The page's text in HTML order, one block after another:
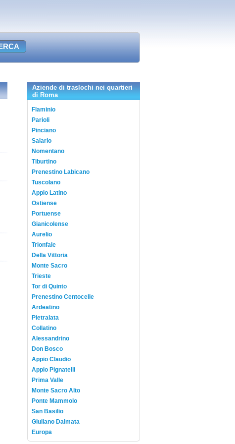
Aziende di traslochi nei quartieri
di Roma
Flaminio
Parioli
Pinciano
Salario
Nomentano
Tiburtino
Prenestino Labicano
Tuscolano
Appio Latino
Ostiense
Portuense
Gianicolense
Aurelio
Trionfale
Della Vittoria
Monte Sacro
Trieste
Tor di Quinto
Prenestino Centocelle
Ardeatino
Pietralata
Collatino
Alessandrino
Don Bosco
Appio Claudio
Appio Pignatelli
Prima Valle
Monte Sacro Alto
Ponte Mammolo
San Basilio
Giuliano Dalmata
Europa